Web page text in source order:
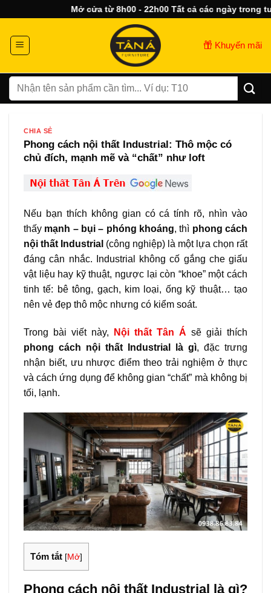
nội
dung
Mở cửa từ 8h00 - 22h00 Tất cả các ngày trong tuần
Khuyến mãi
Tìm
kiếm:
CHIA SẺ
Phong cách nội thất Industrial: Thô mộc có
chủ đích, mạnh mẽ và “chất” như loft
Nếu bạn thích không gian có cá tính rõ, nhìn vào
thấy mạnh – bụi – phóng khoáng, thì phong cách
nội thất Industrial (công nghiệp) là một lựa chọn rất
đáng cân nhắc. Industrial không cố gắng che giấu
vật liệu hay kỹ thuật, ngược lại còn “khoe” một cách
tinh tế: bê tông, gạch, kim loại, ống kỹ thuật… tạo
nên vẻ đẹp thô mộc nhưng có kiểm soát.
Trong bài viết này, Nội thất Tân Á sẽ giải thích
phong cách nội thất Industrial là gì, đặc trưng
nhận biết, ưu nhược điểm theo trải nghiệm ở thực
và cách ứng dụng để không gian “chất” mà không bị
tối, lạnh.
Tóm tắt [Mở]
Phong cách nội thất Industrial là gì?